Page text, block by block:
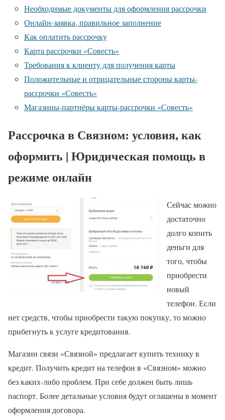
Необходимые документы для оформления рассрочки
Онлайн-заявка, правильное заполнение
Как оплатить рассрочку
Карта рассрочки «Совесть»
Требования к клиенту для получения карты
Положительные и отрицательные стороны карты-
рассрочки «Совесть»
Магазины-партнёры карты-рассрочки «Совесть»
Рассрочка в Связном: условия, как
оформить | Юридическая помощь в
режиме онлайн
Сейчас можно
достаточно
долго копить
деньги для
того, чтобы
приобрести
новый
телефон. Если
нет средств, чтобы приобрести такую покупку, то можно
прибегнуть к услуге кредитования.
Магазин связи «Связной» предлагает купить технику в
кредит. Получить кредит на телефон в «Связном» можно
без каких-либо проблем. При себе должен быть лишь
паспорт. Более детальные условия будут оглашены в момент
оформления договора.